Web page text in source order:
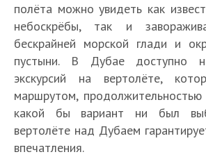
полёта можно увидеть как
небоскрёбы, так и
бескрайней морской глади и
пустыни. В Дубае доступно
экскурсий на вертолёте,
маршрутом,
какой бы вариант ни был
вертолёте над Дубаем
впечатления.